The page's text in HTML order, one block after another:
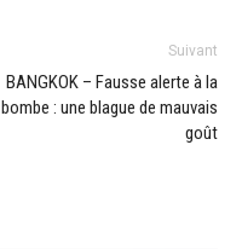
Suivant
BANGKOK – Fausse alerte à la
bombe : une blague de mauvais
goût